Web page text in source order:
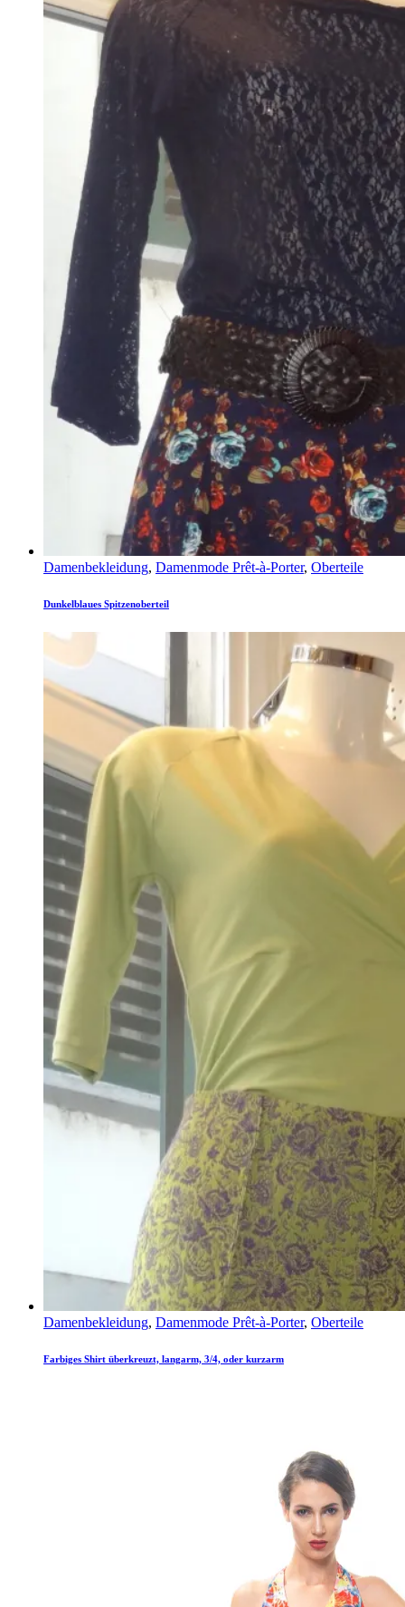
Damenbekleidung, Damenmode Prêt-à-Porter, Oberteile
Dunkelblaues Spitzenoberteil
Damenbekleidung, Damenmode Prêt-à-Porter, Oberteile
Farbiges Shirt überkreuzt, langarm, 3/4, oder kurzarm